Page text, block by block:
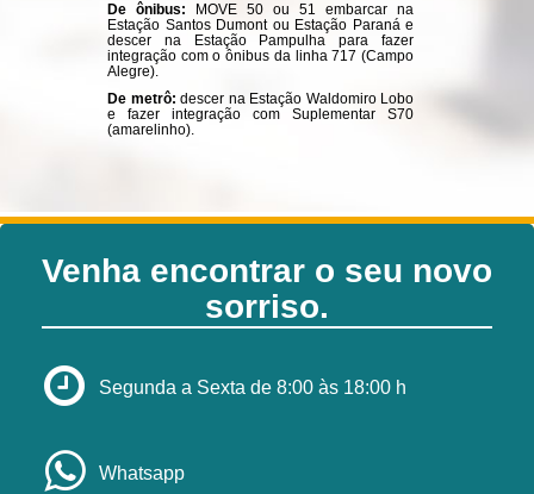
De ônibus: MOVE 50 ou 51 embarcar na
Estação Santos Dumont ou Estação Paraná e
descer na Estação Pampulha para fazer
integração com o ônibus da linha 717 (Campo
Alegre).
De metrô: descer na Estação Waldomiro Lobo
e fazer integração com Suplementar S70
(amarelinho).
Venha encontrar o seu novo
sorriso.
Segunda a Sexta de 8:00 às 18:00 h
Whatsapp